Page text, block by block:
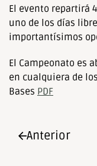
El evento repartirá
uno de los días
importantísimos
El Campeonato es
en cualquiera de
Bases PDF
Anterior